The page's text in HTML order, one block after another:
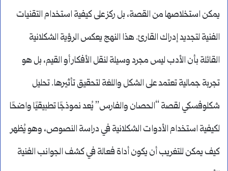
يمكن استخلاصها من القصة، بل ركز على كيفية استخدام التقنيات
الفنية لتجديد إدراك القارئ. هذا النهج يعكس الرؤية الشكلانية
القائلة بأن الأدب ليس مجرد وسيلة لنقل الأفكار أو القيم، بل هو
تجربة جمالية تعتمد على الشكل واللغة لتحقيق تأثيرها. تحليل
شكلوفسكي لقصة “الحصان والفارس” يُعد نموذجًا تطبيقيًا واضحًا
لكيفية استخدام الأدوات الشكلانية في دراسة النصوص، وهو يُظهر
كيف يمكن للتغريب أن يكون أداة فعالة في كشف الجوانب الفنية